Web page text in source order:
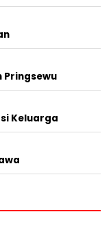
Pringsewu
Keluarga